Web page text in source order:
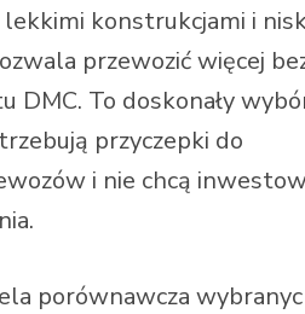
konstrukcjami i
przewozić więcej
DMC. To doskonały
przyczepki do
i nie chcą
porównawcza